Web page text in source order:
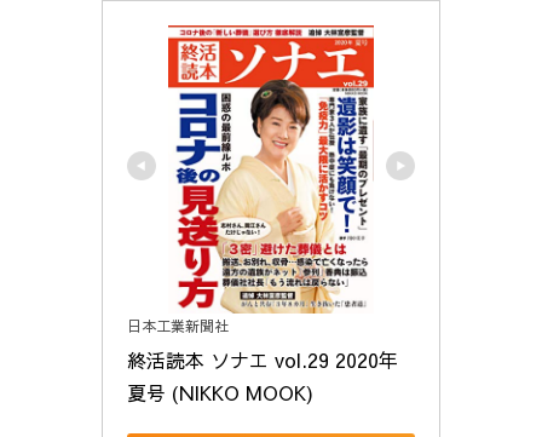
日本工業新聞社
終活読本 ソナエ vol.29 2020年
夏号 (NIKKO MOOK)